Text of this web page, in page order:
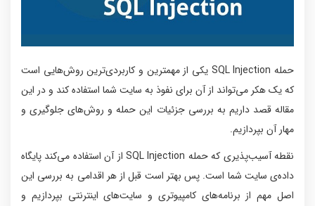
حمله SQL Injection یکی از مهمترین و کاربردی‌ترین روش‌هایی است
که یک هکر می‌تواند از آن برای نفوذ به سایت شما استفاده کند و در این
مقاله قصد داریم به بررسی جزئیات این حمله و روش‌های جلوگیری و
مهار آن بپردازیم.
نقطه آسیب‌پذیری که حمله SQL Injection از آن استفاده می‌کند پایگاه
داده‌ی سایت شما است. پس بهتر است قبل از هر اقدامی به بررسی این
اصل مهم از برنامه‌های کامپیوتری و سایت‌های اینترنتی بپردازیم و